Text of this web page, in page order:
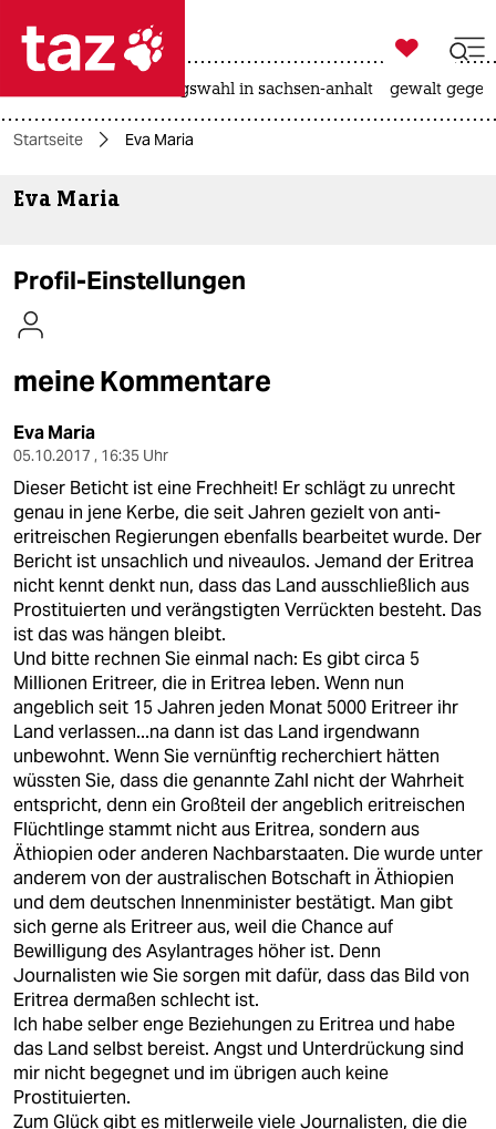
 taz zahl ich
themen
kultur
sport
berlin
nord
wahrheit
verlag
verlag
veranstaltungen
shop
fragen & hilfe
unterstützen
abo
genossenschaft
epaper login

taz zahl ich
landtagswahl in sachsen-anhalt gewalt
Startseite Eva Maria
Eva Maria
Profil-Einstellungen
meine Kommentare
Eva Maria
05.10.2017 , 16:35 Uhr
Dieser Beticht ist eine Frechheit! Er schlägt zu unrecht
genau in jene Kerbe, die seit Jahren gezielt von anti-
eritreischen Regierungen ebenfalls bearbeitet wurde. Der
Bericht ist unsachlich und niveaulos. Jemand der Eritrea
nicht kennt denkt nun, dass das Land ausschließlich aus
Prostituierten und verängstigten Verrückten besteht. Das
ist das was hängen bleibt.
Und bitte rechnen Sie einmal nach: Es gibt circa 5
Millionen Eritreer, die in Eritrea leben. Wenn nun
angeblich seit 15 Jahren jeden Monat 5000 Eritreer ihr
Land verlassen...na dann ist das Land irgendwann
unbewohnt. Wenn Sie vernünftig recherchiert hätten
wüssten Sie, dass die genannte Zahl nicht der Wahrheit
entspricht, denn ein Großteil der angeblich eritreischen
Flüchtlinge stammt nicht aus Eritrea, sondern aus
Äthiopien oder anderen Nachbarstaaten. Die wurde unter
anderem von der australischen Botschaft in Äthiopien
und dem deutschen Innenminister bestätigt. Man gibt
sich gerne als Eritreer aus, weil die Chance auf
Bewilligung des Asylantrages höher ist. Denn
Journalisten wie Sie sorgen mit dafür, dass das Bild von
Eritrea dermaßen schlecht ist.
Ich habe selber enge Beziehungen zu Eritrea und habe
das Land selbst bereist. Angst und Unterdrückung sind
mir nicht begegnet und im übrigen auch keine
Prostituierten.
Zum Glück gibt es mitlerweile viele Journalisten, die die